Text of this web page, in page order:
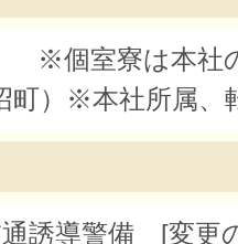
個室寮は本社
町）※本社所属、
誘導警備 [変更